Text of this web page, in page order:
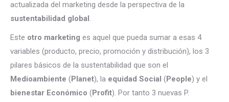
actualizada del marketing desde la perspectiva de la
sustentabilidad global.
Este otro marketing es aquel que pueda sumar a esas 4
variables (producto, precio, promoción y distribución), los 3
pilares básicos de la sustentabilidad que son el
Medioambiente (Planet), la equidad Social (People) y el
bienestar Económico (Profit). Por tanto 3 nuevas P.